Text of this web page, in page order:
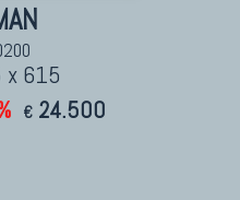
x 615
€ 24.500